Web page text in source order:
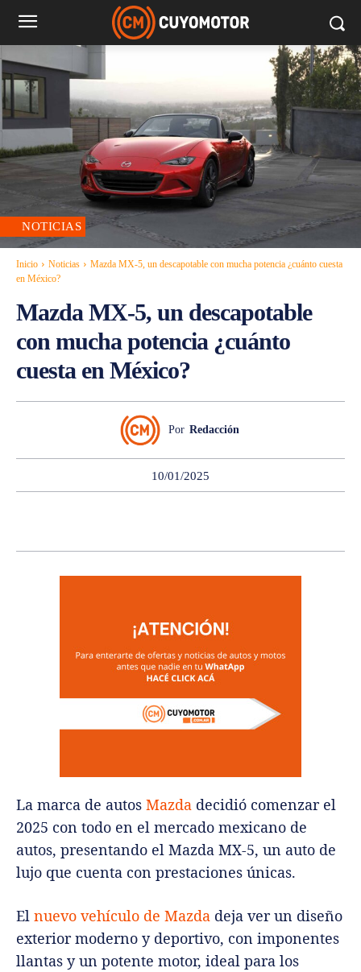
NOTICIAS
Inicio Noticias
Mazda MX-5, un descapotable con mucha potencia ¿cuánto cuesta
en México?
Mazda MX-5, un descapotable
con mucha potencia ¿cuánto
cuesta en México?
Por Redacción
10/01/2025
La marca de autos Mazda decidió comenzar el
2025 con todo en el mercado mexicano de
autos, presentando el Mazda MX-5, un auto de
lujo que cuenta con prestaciones únicas.
El nuevo vehículo de Mazda deja ver un diseño
exterior moderno y deportivo, con imponentes
llantas y un potente motor, ideal para los